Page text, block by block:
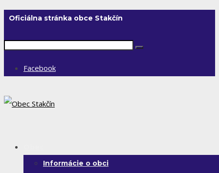
Oficiálna stránka obce Stakčín
Facebook
Informácie o obci